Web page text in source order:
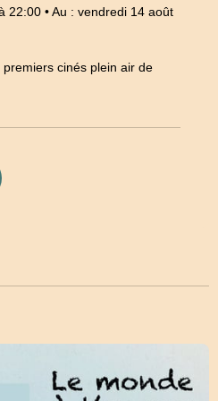
22:00 •Au : vendredi 14 août
cinés plein air de